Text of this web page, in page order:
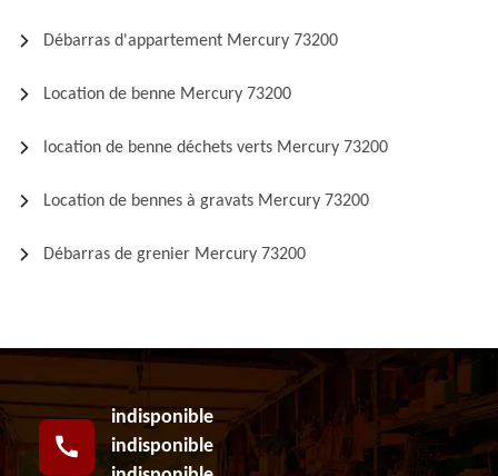
Débarras d'appartement Mercury 73200
Location de benne Mercury 73200
location de benne déchets verts Mercury 73200
Location de bennes à gravats Mercury 73200
Débarras de grenier Mercury 73200
indisponible
indisponible